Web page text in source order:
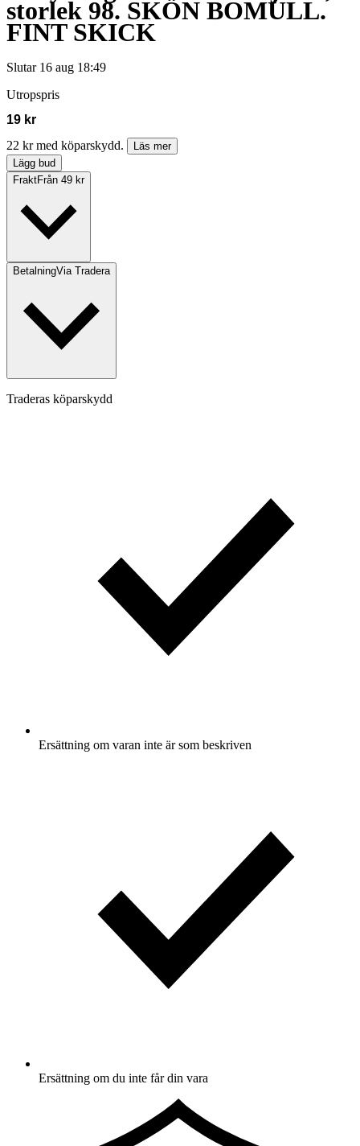
storlek 98. SKÖN BOMULL.
FINT SKICK
Slutar 16 aug 18:49
Utropspris
19 kr
22 kr med köparskydd.
Läs mer
Lägg bud
FraktFrån 49 kr
BetalningVia Tradera
Traderas köparskydd
Ersättning om varan inte är som beskriven
Ersättning om du inte får din vara